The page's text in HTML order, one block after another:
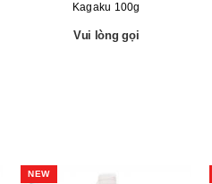
Kagaku 100g
Vui lòng gọi
NEW